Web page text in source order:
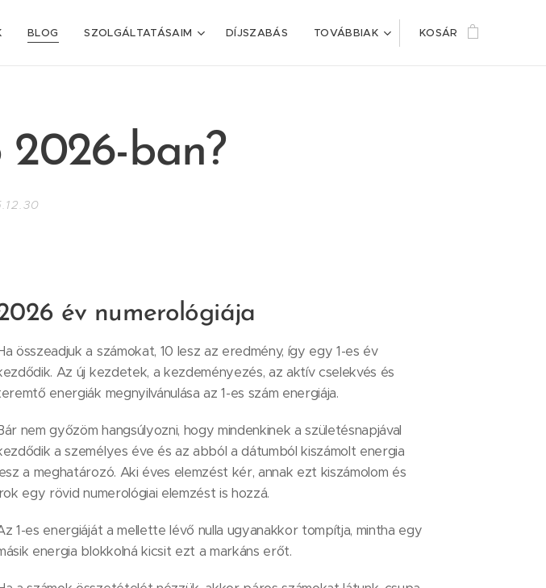
BLOG SZOLGÁLTATÁSAIM DÍJSZABÁS TOVÁBBIAK KOSÁR
ban?
év numerológiája
összeadjuk a számokat, 10 lesz az eredmény, így egy 1-es év
Az új kezdetek, a kezdeményezés, az aktív cselekvés és
energiák megnyilvánulása az 1-es szám energiája.
nem győzöm hangsúlyozni, hogy mindenkinek a születésnapjával
a személyes éve és az abból a dátumból kiszámolt energia
a meghatározó. Aki éves elemzést kér, annak ezt kiszámolom és
egy rövid numerológiai elemzést is hozzá.
1-es energiáját a mellette lévő nulla ugyanakkor tompítja, mintha egy
energia blokkolná kicsit ezt a markáns erőt.